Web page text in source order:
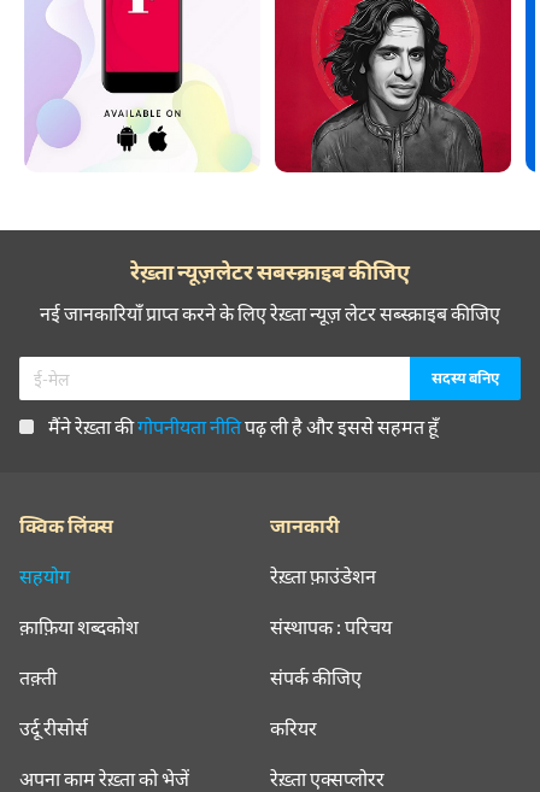
रेख़्ता न्यूज़लेटर सबस्क्राइब कीजिए
नई जानकारियाँ प्राप्त करने के लिए रेख़्ता न्यूज़ लेटर सब्स्क्राइब कीजिए
मैंने रेख़्ता कीगोपनीयता नीतिपढ़ ली है और इससे सहमत हूँ
क्विक लिंक्स
सहयोग
क़ाफ़िया शब्दकोश
तक़्ती
उर्दू रीसोर्स
अपना काम रेख़्ता को भेजें
जानकारी
रेख़्ता फ़ाउंडेशन
संस्थापक : परिचय
संपर्क कीजिए
करियर
रेख़्ता एक्सप्लोरर